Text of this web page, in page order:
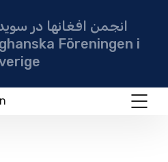
انجمن افغانها در